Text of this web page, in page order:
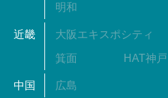
明和
近畿 大阪エキスポシティ
箕面 HAT神戸
中国 広島